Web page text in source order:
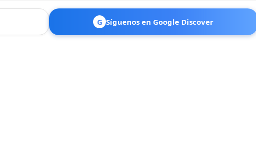
G Síguenos en Google Discover